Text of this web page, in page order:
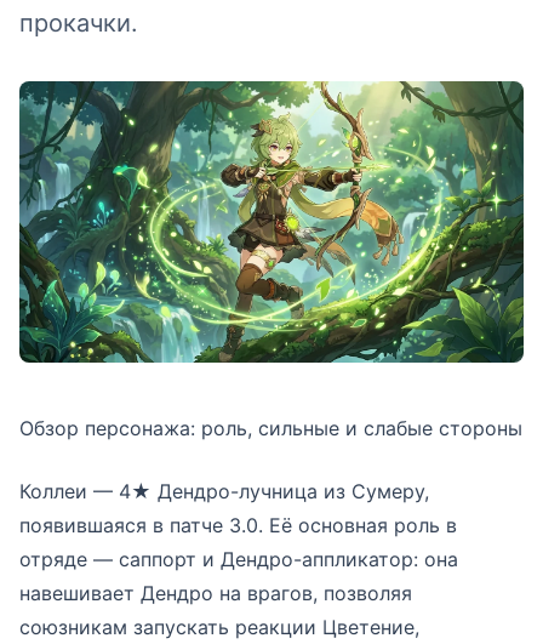
прокачки.
Обзор персонажа: роль, сильные и слабые стороны
Коллеи — 4★ Дендро-лучница из Сумеру,
появившаяся в патче 3.0. Её основная роль в
отряде — саппорт и Дендро-аппликатор: она
навешивает Дендро на врагов, позволяя
союзникам запускать реакции Цветение,